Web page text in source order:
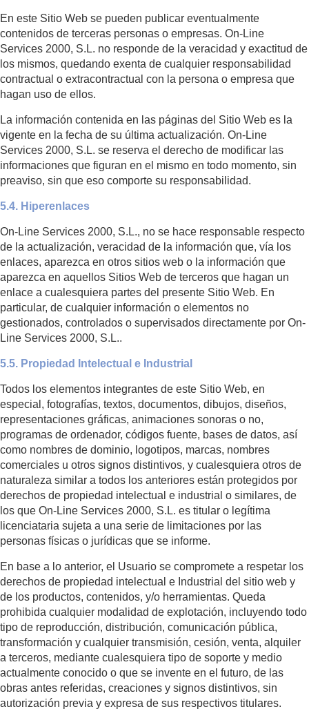
En este Sitio Web se pueden publicar eventualmente
contenidos de terceras personas o empresas. On-Line
Services 2000, S.L. no responde de la veracidad y exactitud de
los mismos, quedando exenta de cualquier responsabilidad
contractual o extracontractual con la persona o empresa que
hagan uso de ellos.
La información contenida en las páginas del Sitio Web es la
vigente en la fecha de su última actualización. On-Line
Services 2000, S.L. se reserva el derecho de modificar las
informaciones que figuran en el mismo en todo momento, sin
preaviso, sin que eso comporte su responsabilidad.
5.4. Hiperenlaces
On-Line Services 2000, S.L., no se hace responsable respecto
de la actualización, veracidad de la información que, vía los
enlaces, aparezca en otros sitios web o la información que
aparezca en aquellos Sitios Web de terceros que hagan un
enlace a cualesquiera partes del presente Sitio Web. En
particular, de cualquier información o elementos no
gestionados, controlados o supervisados directamente por On-
Line Services 2000, S.L..
5.5. Propiedad Intelectual e Industrial
Todos los elementos integrantes de este Sitio Web, en
especial, fotografías, textos, documentos, dibujos, diseños,
representaciones gráficas, animaciones sonoras o no,
programas de ordenador, códigos fuente, bases de datos, así
como nombres de dominio, logotipos, marcas, nombres
comerciales u otros signos distintivos, y cualesquiera otros de
naturaleza similar a todos los anteriores están protegidos por
derechos de propiedad intelectual e industrial o similares, de
los que On-Line Services 2000, S.L. es titular o legítima
licenciataria sujeta a una serie de limitaciones por las
personas físicas o jurídicas que se informe.
En base a lo anterior, el Usuario se compromete a respetar los
derechos de propiedad intelectual e Industrial del sitio web y
de los productos, contenidos, y/o herramientas. Queda
prohibida cualquier modalidad de explotación, incluyendo todo
tipo de reproducción, distribución, comunicación pública,
transformación y cualquier transmisión, cesión, venta, alquiler
a terceros, mediante cualesquiera tipo de soporte y medio
actualmente conocido o que se invente en el futuro, de las
obras antes referidas, creaciones y signos distintivos, sin
autorización previa y expresa de sus respectivos titulares.